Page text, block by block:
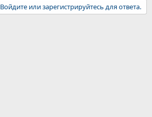
Войдите или зарегистрируйтесь для ответа.